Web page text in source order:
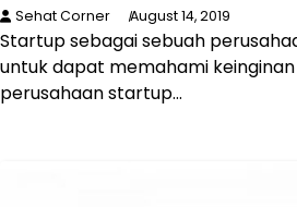
Sehat Corner August 14, 2019
Startup sebagai sebuah
untuk dapat memahami
perusahaan startup…